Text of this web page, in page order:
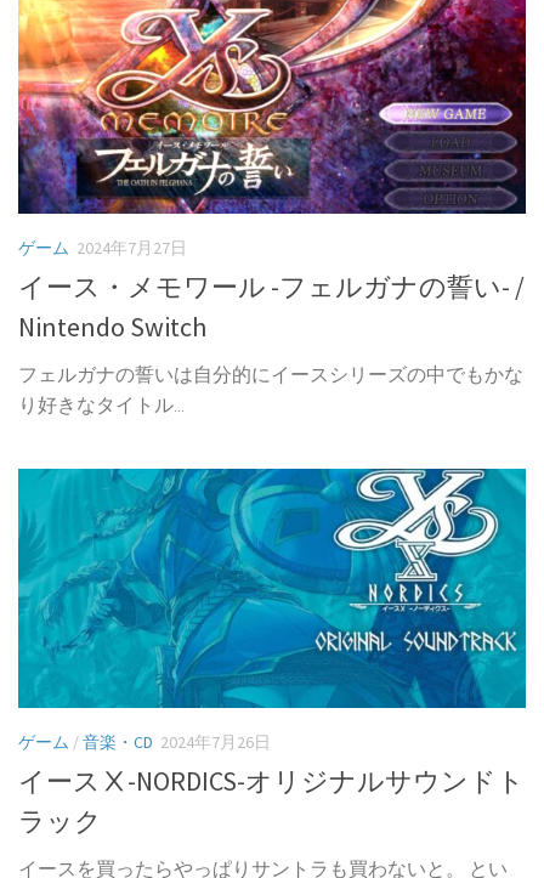
ゲーム 2024年7月27日
イース・メモワール -フェルガナの誓い- /
Nintendo Switch
フェルガナの誓いは自分的にイースシリーズの中でもかな
り好きなタイトル...
ゲーム /音楽・CD 2024年7月26日
イースⅩ-NORDICS-オリジナルサウンドト
ラック
イースを買ったらやっぱりサントラも買わないと。 とい